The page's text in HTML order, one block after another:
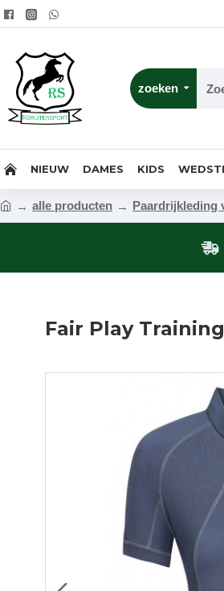
zoeken
NIEUW DAMES KIDS
alle producten Paardrijkleding
Fair Play